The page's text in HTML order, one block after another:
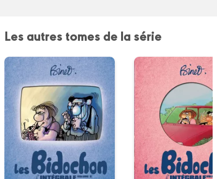
Les autres tomes de la série